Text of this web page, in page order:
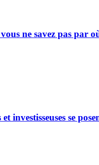
ne savez pas par
investisseuses se